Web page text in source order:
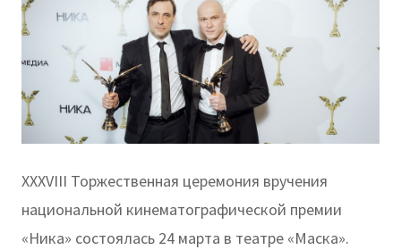
XXXVIII Торжественная церемония вручения
национальной кинематографической премии
«Ника» состоялась 24 марта в театре «Маска».